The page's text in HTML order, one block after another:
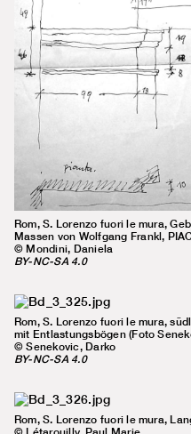
Rom, S. Lorenzo fuori le mura,
Massen von Wolfgang Frankl,
© Mondini, Daniela
BY-NC-SA 4.0
Rom, S. Lorenzo fuori le mura,
mit Entlastungsbögen (Foto
© Senekovic, Darko
BY-NC-SA 4.0
Rom, S. Lorenzo fuori le mura,